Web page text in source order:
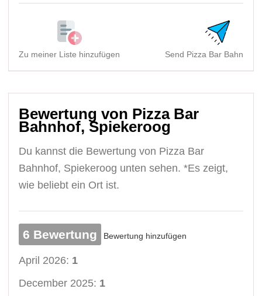
Zu meiner Liste hinzufügen Send Pizza Bar Bahnhof,
Bewertung von Pizza Bar
Bahnhof, Spiekeroog
Du kannst die Bewertung von Pizza Bar
Bahnhof, Spiekeroog unten sehen. *Es zeigt,
wie beliebt ein Ort ist.
6 Bewertung Bewertung hinzufügen
April 2026: 1
December 2025: 1